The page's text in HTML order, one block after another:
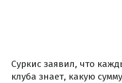
Суркис заявил, что
клуба знает, какую